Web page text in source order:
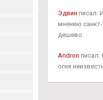
Эдвин писал:
мнению санкт-
дешево.
Andron писал:
огня